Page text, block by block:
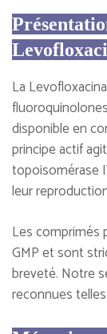
La
disponible en
principe actif
topoisomérase
leur
Les comprimés
GMP et sont
breveté. Notre
reconnues